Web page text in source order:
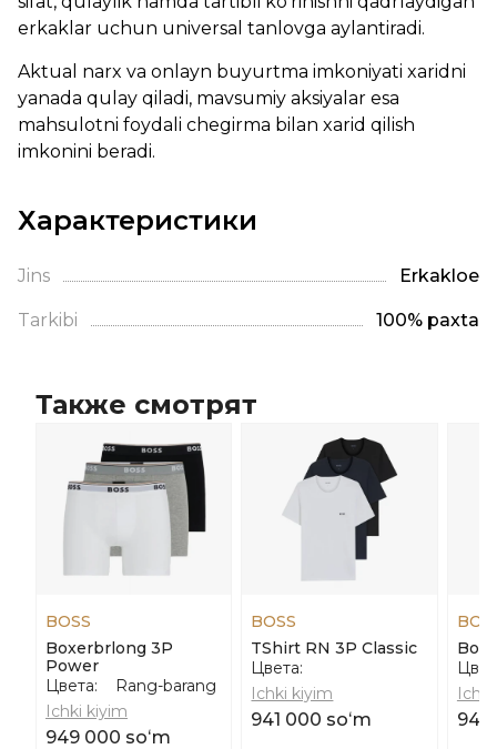
erkaklar uchun universal tanlovga aylantiradi.
Aktual narx va onlayn buyurtma imkoniyati xaridni
yanada qulay qiladi, mavsumiy aksiyalar esa
mahsulotni foydali chegirma bilan xarid qilish
imkonini beradi.
Характеристики
Jins Erkaklое
Tarkibi 100% paxta
Также смотрят
BOSS
Boxerbrlong 3P
Power
Цвета:
Rang-barang
Ichki kiyim
949 000 soʻm
BOSS
TShirt RN 3P Classic
Цвета:
Ichki kiyim
941 000 soʻm 941